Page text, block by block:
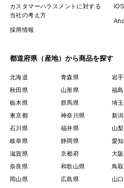
カスタマーハラスメントに対する
当社の考え方
採用情報
都道府県（産地）から商品を探す
北海道 青森県 岩
秋田県
山形県 福
栃木県
群馬県 埼
東京都
神奈川県 新
石川県
福井県 山
岐阜県
静岡県 愛
滋賀県
京都府 大
奈良県
和歌山県 鳥
岡山県
広島県 山